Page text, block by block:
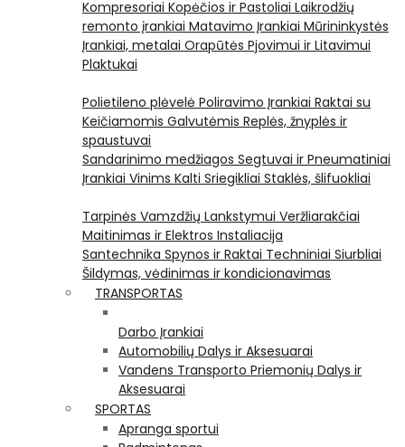
Kompresoriai Kopėčios ir Pastoliai Laikrodžių
remonto įrankiai Matavimo Įrankiai Mūrininkystės
Įrankiai, metalai Orapūtės Pjovimui ir Litavimui
Plaktukai
Polietileno plėvelė Poliravimo Įrankiai Raktai su
Keičiamomis Galvutėmis Replės, žnyplės ir
spaustuvai
Sandarinimo medžiagos Segtuvai ir Pneumatiniai
Įrankiai Vinims Kalti Sriegikliai Staklės, šlifuokliai
Tarpinės Vamzdžių Lankstymui Veržliarakčiai
Maitinimas ir Elektros Instaliacija
Santechnika Spynos ir Raktai Techniniai Siurbliai
Šildymas, vėdinimas ir kondicionavimas
TRANSPORTAS
Darbo Įrankiai
Automobilių Dalys ir Aksesuarai
Vandens Transporto Priemonių Dalys ir
Aksesuarai
SPORTAS
Apranga sportui